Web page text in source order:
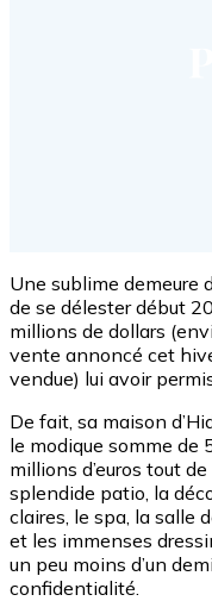
Une sublime demeure
de se délester début
millions de dollars
vente annoncé cet
vendue) lui avoir
De fait, sa maison
le modique somme de
millions d’euros tout
splendide patio, la
claires, le spa, la salle
et les immenses
un peu moins d’un
confidentialité.